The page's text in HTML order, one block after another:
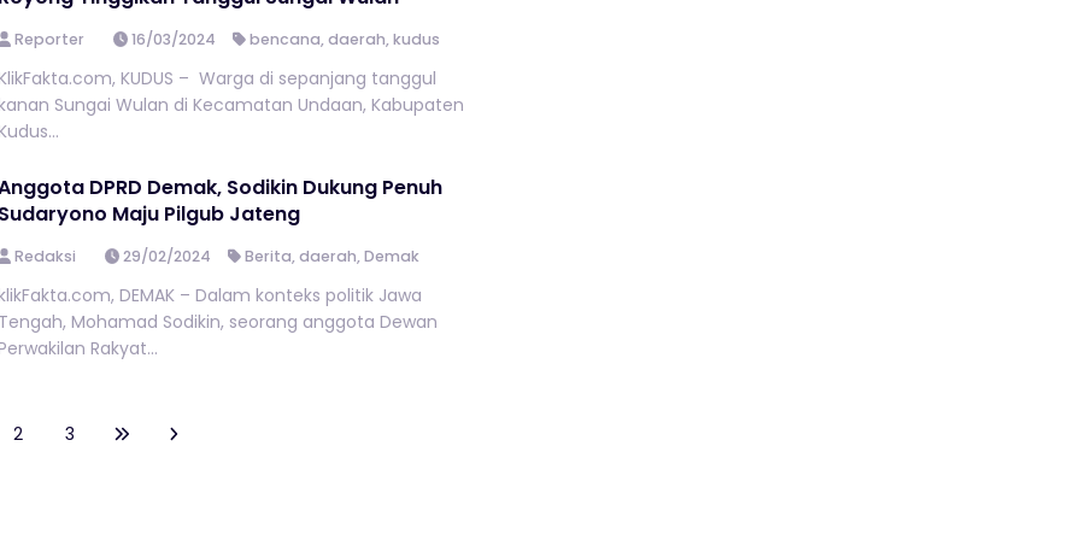
Reporter 16/03/2024 bencana,daerah,kudus
KUDUS – Warga di sepanjang tanggul
Sungai Wulan di Kecamatan Undaan, Kabupaten
DPRD Demak, Sodikin Dukung Penuh
Maju Pilgub Jateng
Redaksi 29/02/2024 Berita,daerah,Demak
DEMAK – Dalam konteks politik Jawa
Mohamad Sodikin, seorang anggota Dewan
Rakyat...
2 3